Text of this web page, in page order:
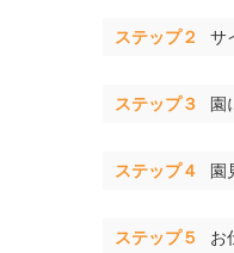
ステップ２ サ
ステップ３ 園
ステップ４ 園
ステップ５ お